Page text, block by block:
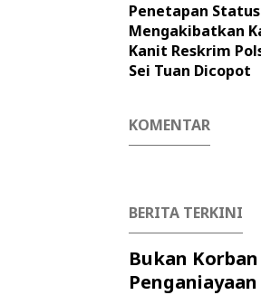
Penetapan
Mengakibatkan
Kanit Reskrim
Sei Tuan Dicopot
KOMENTAR
BERITA TERKINI
Bukan